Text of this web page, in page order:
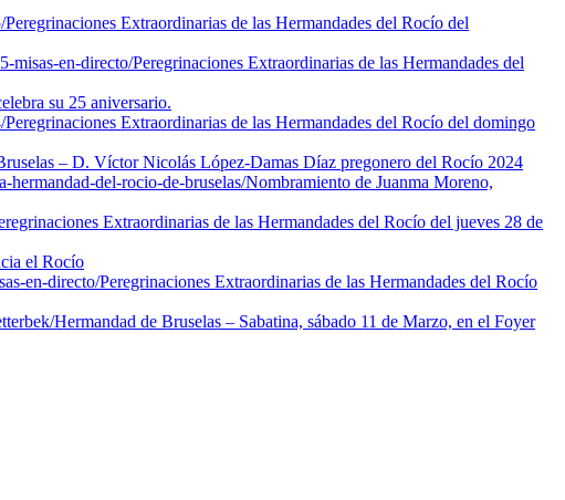
Peregrinaciones Extraordinarias de las Hermandades del Rocío del
misas-en-directo/Peregrinaciones Extraordinarias de las Hermandades del
su 25 aniversario.
Peregrinaciones Extraordinarias de las Hermandades del Rocío del domingo
– D. Víctor Nicolás López-Damas Díaz pregonero del Rocío 2024
hermandad-del-rocio-de-bruselas/Nombramiento de Juanma Moreno,
Extraordinarias de las Hermandades del Rocío del jueves 28 de
el Rocío
en-directo/Peregrinaciones Extraordinarias de las Hermandades del Rocío
Hermandad de Bruselas – Sabatina, sábado 11 de Marzo, en el Foyer